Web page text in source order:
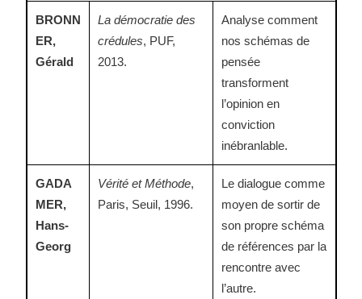
BRONN
ER,
Gérald
La démocratie des
crédules, PUF,
2013.
Analyse comment
nos schémas de
pensée
transforment
l’opinion en
conviction
inébranlable.
GADA
MER,
Hans-
Georg
Vérité et Méthode,
Paris, Seuil, 1996.
Le dialogue comme
moyen de sortir de
son propre schéma
de références par la
rencontre avec
l’autre.